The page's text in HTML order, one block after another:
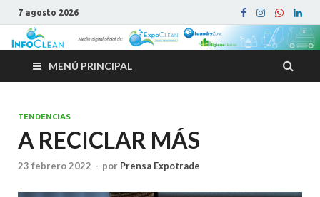
7 agosto 2026
MENÚ PRINCIPAL
TENDENCIAS
A RECICLAR MÁS
23 febrero 2022 - por Prensa Expotrade